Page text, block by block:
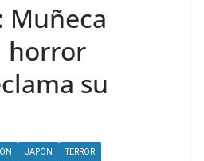
Muñeca
horror
su
JAPÓN TERROR